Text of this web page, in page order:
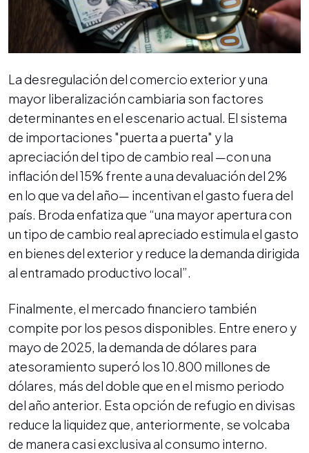
La desregulación del comercio exterior y una
mayor liberalización cambiaria son factores
determinantes en el escenario actual. El sistema
de importaciones "puerta a puerta" y la
apreciación del tipo de cambio real —con una
inflación del 15% frente a una devaluación del 2%
en lo que va del año— incentivan el gasto fuera del
país. Broda enfatiza que “una mayor apertura con
un tipo de cambio real apreciado estimula el gasto
en bienes del exterior y reduce la demanda dirigida
al entramado productivo local”.
Finalmente, el mercado financiero también
compite por los pesos disponibles. Entre enero y
mayo de 2025, la demanda de dólares para
atesoramiento superó los 10.800 millones de
dólares, más del doble que en el mismo periodo
del año anterior. Esta opción de refugio en divisas
reduce la liquidez que, anteriormente, se volcaba
de manera casi exclusiva al consumo interno.